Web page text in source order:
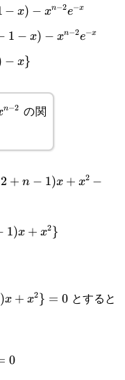
− x) − xn−2e−x
1 − x) − xn−2e−x
− x}
n−2 の関
2 + n − 1)x + x2 −
1)x + x2}
)x + x2} = 0とすると
0